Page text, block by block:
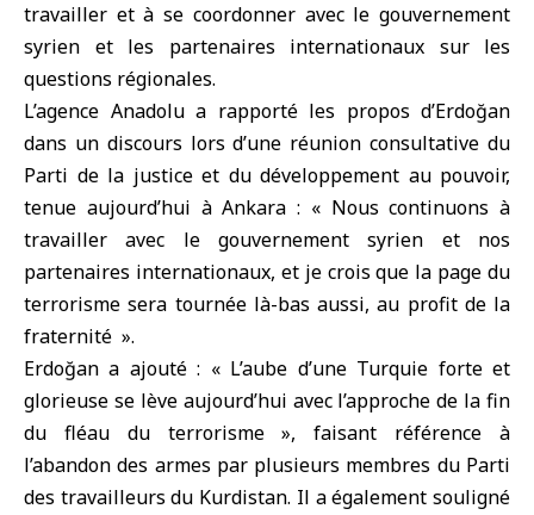
travailler et à se coordonner avec le gouvernement
syrien et les partenaires internationaux sur les
questions régionales.
L’agence Anadolu a rapporté les propos d’Erdoğan
dans un discours lors d’une réunion consultative du
Parti de la justice et du développement au pouvoir,
tenue aujourd’hui à Ankara : « Nous continuons à
travailler avec le gouvernement syrien et nos
partenaires internationaux, et je crois que la page du
terrorisme sera tournée là-bas aussi, au profit de la
fraternité ».
Erdoğan a ajouté : « L’aube d’une Turquie forte et
glorieuse se lève aujourd’hui avec l’approche de la fin
du fléau du terrorisme », faisant référence à
l’abandon des armes par plusieurs membres du Parti
des travailleurs du Kurdistan. Il a également souligné